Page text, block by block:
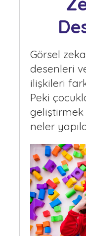
Görsel
desenleri
ilişkileri
Peki
neler